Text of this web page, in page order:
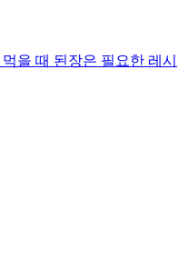
을 때 된장은 필요한 레시